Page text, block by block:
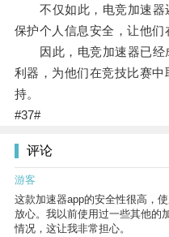
不仅如此，电竞加速器
保护个人信息安全，让他们
因此，电竞加速器已经
利器，为他们在竞技比赛
持。
#37#
评论
游客
这款加速器app的安全性很高，
放心。我以前使用过一些其他的
情况，这让我非常担心。